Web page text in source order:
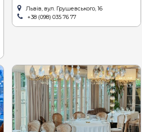
устриці
хінкалі
Львів, вул. Грушевського, 16
+38 (098) 035 76 77